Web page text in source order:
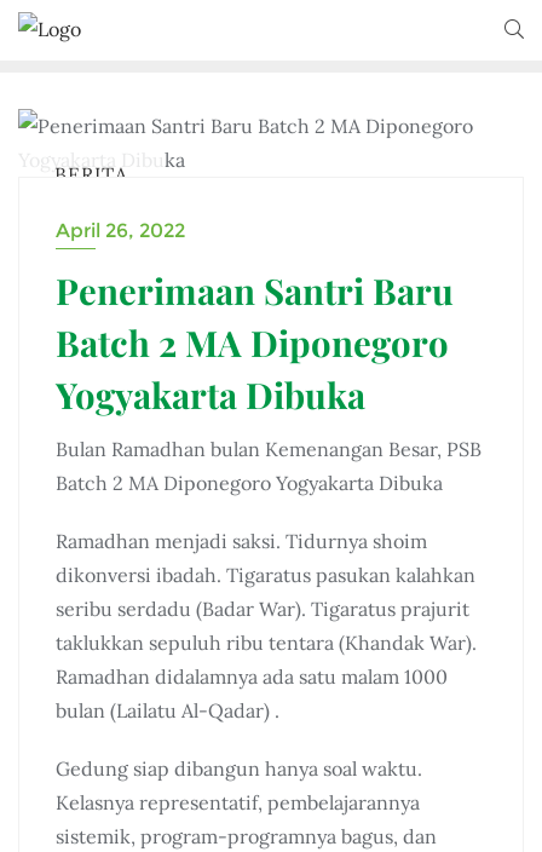
BERITA
April 26, 2022
Penerimaan Santri Baru
Batch 2 MA Diponegoro
Yogyakarta Dibuka
Bulan Ramadhan bulan Kemenangan Besar, PSB
Batch 2 MA Diponegoro Yogyakarta Dibuka
Ramadhan menjadi saksi. Tidurnya shoim
dikonversi ibadah. Tigaratus pasukan kalahkan
seribu serdadu (Badar War). Tigaratus prajurit
taklukkan sepuluh ribu tentara (Khandak War).
Ramadhan didalamnya ada satu malam 1000
bulan (Lailatu Al-Qadar) .
Gedung siap dibangun hanya soal waktu.
Kelasnya representatif, pembelajarannya
sistemik, program-programnya bagus, dan